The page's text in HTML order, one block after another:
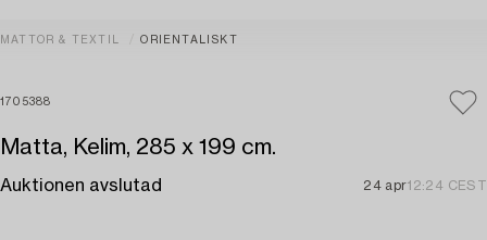
MATTOR & TEXTIL ORIENTALISKT
1705388
Matta, Kelim, 285 x 199 cm.
Auktionen avslutad 24 apr12:24 CEST